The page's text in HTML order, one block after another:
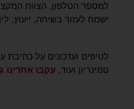
למספר הטלפון. הצוות
ישמח לעזור בשיחה, ייעוץ,
לטיפים ועדכונים על כתיבת
סמינריון ועוד, עקבו אחרינו